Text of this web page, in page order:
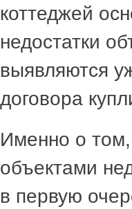
коттеджей
недостатки
выявляются
договора
Именно о
объектами
в первую